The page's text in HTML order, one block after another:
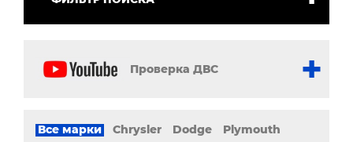
Проверка ДВС
Все марки Chrysler Dodge Plymouth